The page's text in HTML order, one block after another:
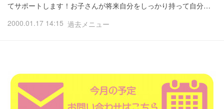
てサポートします！お子さんが将来自分をしっかり持って自分…
2000.01.17 14:15 過去メニュー